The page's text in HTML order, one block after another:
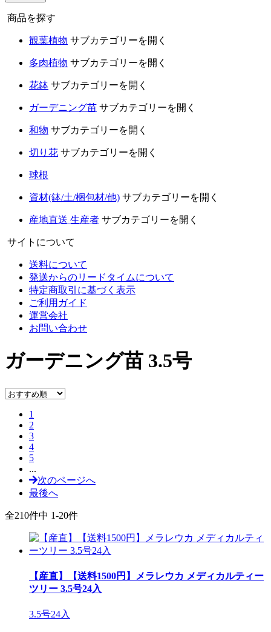
商品を探す
観葉植物 サブカテゴリーを開く
多肉植物 サブカテゴリーを開く
花鉢 サブカテゴリーを開く
ガーデニング苗 サブカテゴリーを開く
和物 サブカテゴリーを開く
切り花 サブカテゴリーを開く
球根
資材(鉢/土/梱包材/他) サブカテゴリーを開く
産地直送 生産者 サブカテゴリーを開く
サイトについて
送料について
発送からのリードタイムについて
特定商取引に基づく表示
ご利用ガイド
運営会社
お問い合わせ
ガーデニング苗 3.5号
1
2
3
4
5
...
次のページへ
最後へ
全210件中 1-20件
【産直】【送料1500円】メラレウカ メディカルティー
ツリー 3.5号24入
3.5号24入